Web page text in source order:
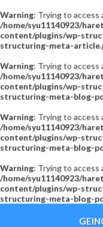
Warning: Trying to access
/home/syu11140923/
content/plugins/wp-
structuring-meta-
Warning: Trying to access
/home/syu11140923/
content/plugins/wp-
structuring-meta-blog-
Warning: Trying to access
/home/syu11140923/
content/plugins/wp-
structuring-meta-blog-
Warning: Trying to access
/home/syu11140923/
content/plugins/wp-
structuring-meta-blog-